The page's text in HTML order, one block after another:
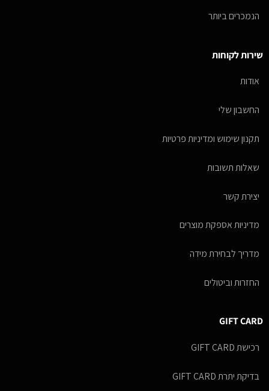
הנמכרים ביותר
שירות לקוחות
אודות
החשבון שלי
תקנון שימוש ומדיניות פרטיות
שאלות תשובות
יצירת קשר
מדיניות אספקת מוצרים
מדריך לבחירת מידה
החזרות וביטולים
GIFT CARD
רכישת GIFT CARD
בדיקת יתרת GIFT CARD